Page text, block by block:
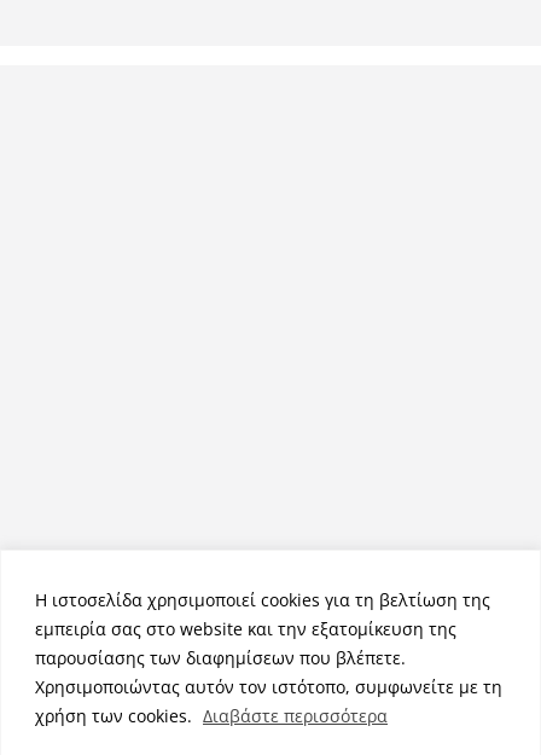
Η ιστοσελίδα χρησιμοποιεί cookies για τη βελτίωση της
εμπειρία σας στο website και την εξατομίκευση της
παρουσίασης των διαφημίσεων που βλέπετε.
Χρησιμοποιώντας αυτόν τον ιστότοπο, συμφωνείτε με τη
χρήση των cookies. Διαβάστε περισσότερα
Πνευματικά Δικαιώματα © 2026NemeaPress. Τα πνευματικά
δικαιώματα προστατεύονται.